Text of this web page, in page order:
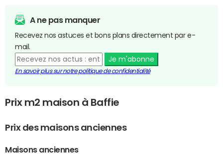
A ne pas manquer
Recevez nos astuces et bons plans directement par e-
mail.
Je m'abonne
En savoir plus sur notre politique de confidentialité
Prix m2 maison à Baffie
Prix des maisons anciennes
Maisons anciennes